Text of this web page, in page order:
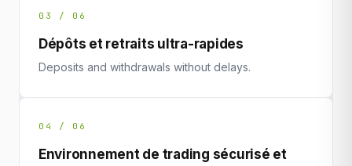
03 / 06
Dépôts et retraits ultra-rapides
Deposits and withdrawals without delays.
04 / 06
Environnement de trading sécurisé et